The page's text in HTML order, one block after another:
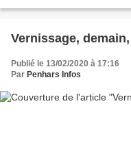
Vernissage,
Publié le 13/02/2020 à 17:16
Par Penhars Infos